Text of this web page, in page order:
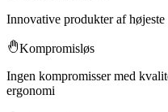
Innovative produkter af
Kompromisløs
Ingen kompromisser med
ergonomi